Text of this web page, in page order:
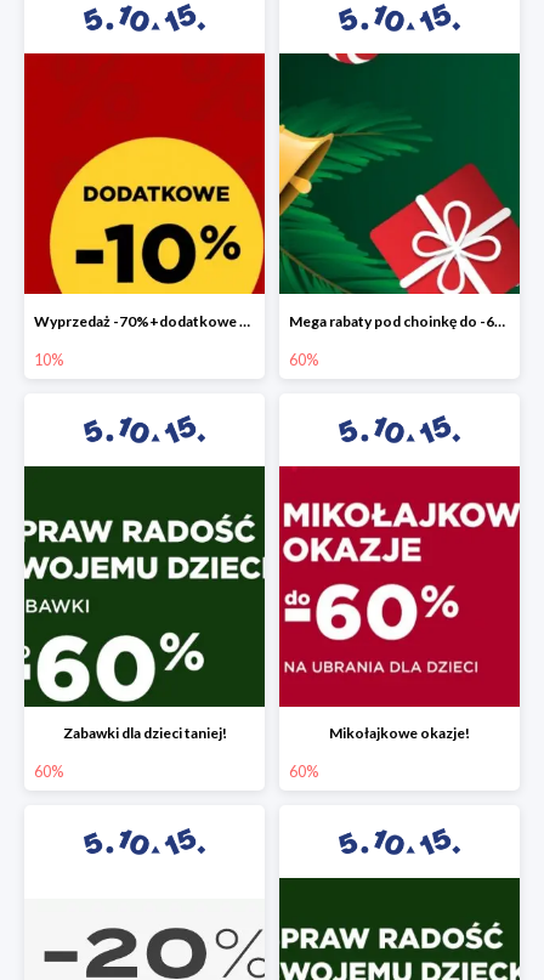
Wyprzedaż -70%+dodatkowe 10%
10%
Mega rabaty pod choinkę do -60%
60%
Zabawki dla dzieci taniej!
60%
Mikołajkowe okazje!
60%